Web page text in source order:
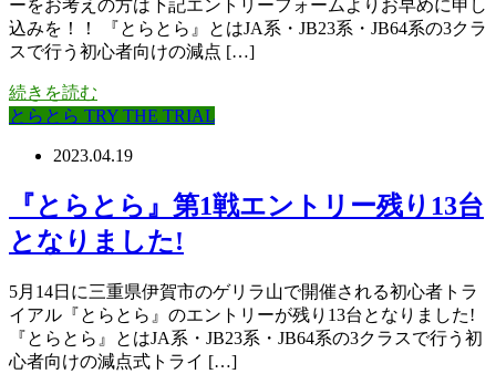
ーをお考えの方は下記エントリーフォームよりお早めに申し
込みを！！ 『とらとら』とはJA系・JB23系・JB64系の3クラ
スで行う初心者向けの減点 […]
続きを読む
とらとら TRY THE TRIAL
2023.04.19
『とらとら』第1戦エントリー残り13台
となりました!
5月14日に三重県伊賀市のゲリラ山で開催される初心者トラ
イアル『とらとら』のエントリーが残り13台となりました!
『とらとら』とはJA系・JB23系・JB64系の3クラスで行う初
心者向けの減点式トライ […]